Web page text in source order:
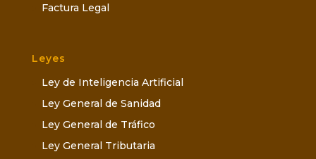
Factura Legal
Leyes
Ley de Inteligencia Artificial
Ley General de Sanidad
Ley General de Tráfico
Ley General Tributaria